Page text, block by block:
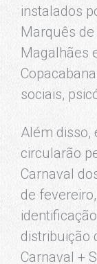
instalados
Marquês
Magalhães
sociais,
Além disso,
circularão
Carnaval
de
distribuição
Carnaval +